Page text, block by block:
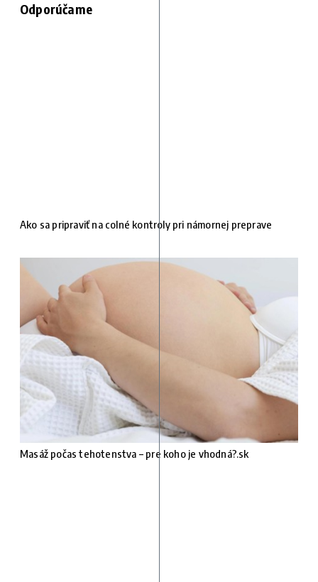
Odporúčame
Ako sa pripraviť na colné kontroly pri námornej preprave
Masáž počas tehotenstva – pre koho je vhodná?.sk